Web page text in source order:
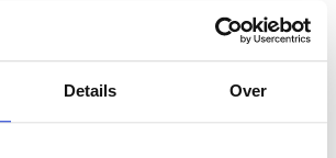
Details Over
en worden ook door Andros
aanpak van de vroeg detectie
volledig onderschreven.